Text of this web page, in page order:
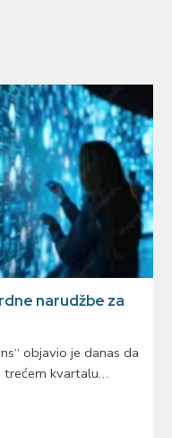
narudžbe za
objavio je danas da
trećem kvartalu…